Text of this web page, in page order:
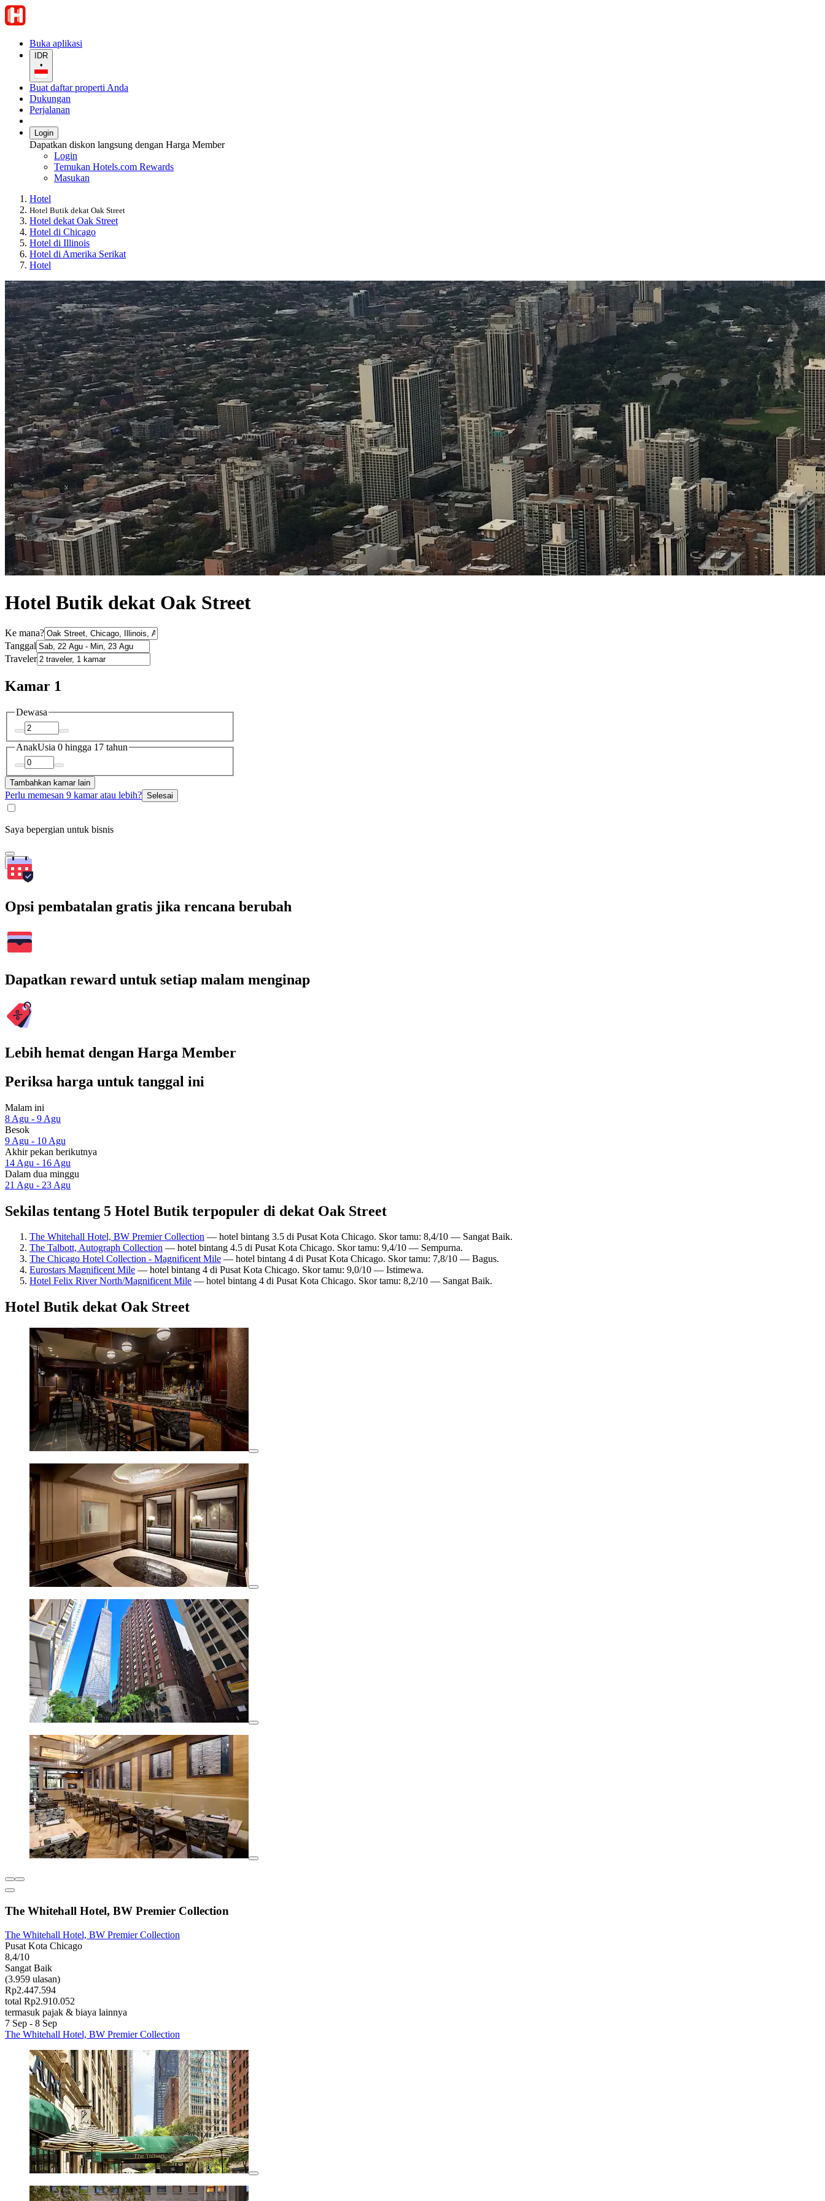
Buka aplikasi
IDR
•
Buat daftar properti Anda
Dukungan
Perjalanan
Login
Dapatkan diskon langsung dengan Harga Member
Login
Temukan Hotels.com Rewards
Masukan
Hotel
Hotel Butik dekat Oak Street
Hotel dekat Oak Street
Hotel di Chicago
Hotel di Illinois
Hotel di Amerika Serikat
Hotel
Hotel Butik dekat Oak Street
Ke mana?
Tanggal
Traveler
Kamar 1
Dewasa
AnakUsia 0 hingga 17 tahun
Tambahkan kamar lain
Perlu memesan 9 kamar atau lebih? Selesai
Saya bepergian untuk bisnis
Cari
Opsi pembatalan gratis jika rencana berubah
Dapatkan reward untuk setiap malam menginap
Lebih hemat dengan Harga Member
Periksa harga untuk tanggal ini
Malam ini
8 Agu - 9 Agu
Besok
9 Agu - 10 Agu
Akhir pekan berikutnya
14 Agu - 16 Agu
Dalam dua minggu
21 Agu - 23 Agu
Sekilas tentang 5 Hotel Butik terpopuler di dekat Oak Street
The Whitehall Hotel, BW Premier Collection — hotel bintang 3.5 di Pusat Kota Chicago. Skor tamu: 8,4/10 — Sangat Baik.
The Talbott, Autograph Collection — hotel bintang 4.5 di Pusat Kota Chicago. Skor tamu: 9,4/10 — Sempurna.
The Chicago Hotel Collection - Magnificent Mile — hotel bintang 4 di Pusat Kota Chicago. Skor tamu: 7,8/10 — Bagus.
Eurostars Magnificent Mile — hotel bintang 4 di Pusat Kota Chicago. Skor tamu: 9,0/10 — Istimewa.
Hotel Felix River North/Magnificent Mile — hotel bintang 4 di Pusat Kota Chicago. Skor tamu: 8,2/10 — Sangat Baik.
Hotel Butik dekat Oak Street
The Whitehall Hotel, BW Premier Collection
The Whitehall Hotel, BW Premier Collection
Pusat Kota Chicago
8,4/10
Sangat Baik
(3.959 ulasan)
Rp2.447.594
total Rp2.910.052
termasuk pajak & biaya lainnya
7 Sep - 8 Sep
The Whitehall Hotel, BW Premier Collection